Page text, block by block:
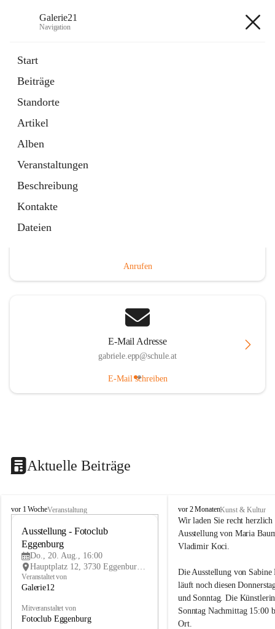
Galerie21
Navigation
Start
Beiträge
Standorte
Artikel
Alben
Veranstaltungen
Beschreibung
Kontakte
Dateien
Anrufen
E-Mail Adresse
gabriele.epp@schule.at
E-Mail schreiben
Aktuelle Beiträge
G
vor 1 WocheVeranstaltung
Ausstellung - Fotoclub
Eggenburg
Do., 20. Aug., 16:00
Hauptplatz 12, 3730 Eggenburg, AUT
Veranstaltet von
Galerie12
Mitveranstaltet von
Fotoclub Eggenburg
G
a
l
e
e
2
1
vor 2 MonatenKunst & Kultur
Wir laden Sie recht
Ausstellung von Maria
Vladimir Koci.
Die Ausstellung von
läuft noch diesen
und Sonntag. Die
Sonntag Nachmittag 15:00
Ort.